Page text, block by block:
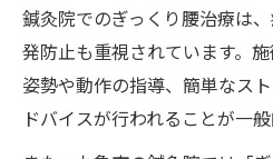
鍼灸院でのぎっくり腰治療は
発防止も重視されています。
姿勢や動作の指導、簡単なス
ドバイスが行われることが一般